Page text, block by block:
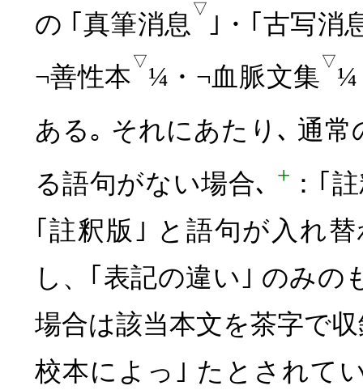
の ｢真筆消息
▽
｣・｢古写消
¬善性本
▽
¼・¬血脈文集
▽
¼
ある｡ それにあたり､ 通
る語句がない場合､
+ ：｢
｢註釈版｣ と語句が入れ
し、｢表記の違い｣ のみ
場合は該当本文を茶字で
校本によっ｣ たとされて